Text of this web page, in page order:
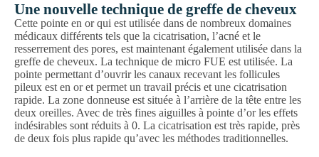
Une nouvelle technique de greffe de cheveux
Cette pointe en or qui est utilisée dans de nombreux domaines
médicaux différents tels que la cicatrisation, l’acné et le
resserrement des pores, est maintenant également utilisée dans la
greffe de cheveux. La technique de micro FUE est utilisée. La
pointe permettant d’ouvrir les canaux recevant les follicules
pileux est en or et permet un travail précis et une cicatrisation
rapide. La zone donneuse est située à l’arrière de la tête entre les
deux oreilles. Avec de très fines aiguilles à pointe d’or les effets
indésirables sont réduits à 0. La cicatrisation est très rapide, près
de deux fois plus rapide qu’avec les méthodes traditionnelles.